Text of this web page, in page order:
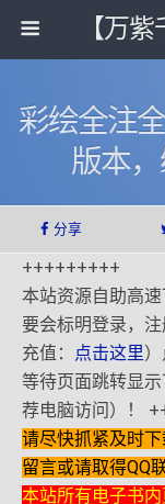
彩绘全注
版本，
分享
+++++++++
本站资源自助高
要会标明登录，
充值：
点击这里
等待页面跳转显
荐电脑访问）！
请尽快抓紧及时
留言或请取得QQ联
本站所有电子书